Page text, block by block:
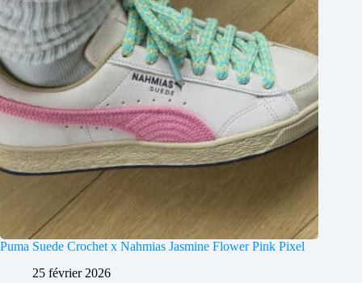
Puma Suede Crochet x Nahmias Jasmine Flower Pink Pixel
25 février 2026